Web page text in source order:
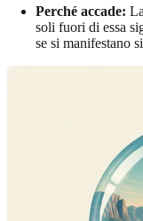
Perché accade:
soli fuori di essa
se si manifestano